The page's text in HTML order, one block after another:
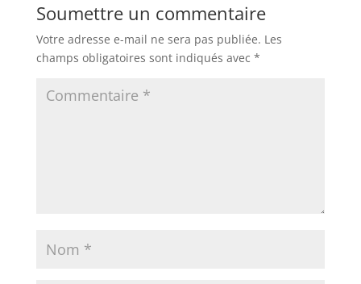
Soumettre un commentaire
Votre adresse e-mail ne sera pas publiée. Les
champs obligatoires sont indiqués avec *